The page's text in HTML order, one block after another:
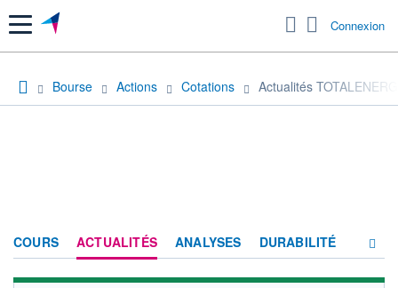
Menu Connexion
Bourse Actions Cotations Actualités
COURS ACTUALITÉS ANALYSES DURABILITÉ